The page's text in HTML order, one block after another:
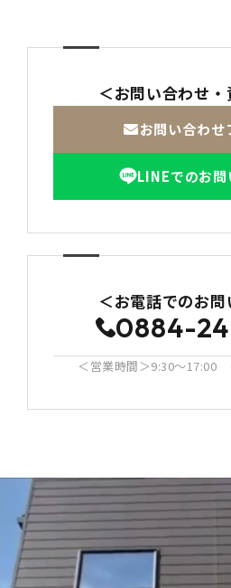
＜お問い合わせ・
お問い合わせ
LINEでのお
＜お電話でのお問
0884-
＜営業時間＞9:30〜17:00